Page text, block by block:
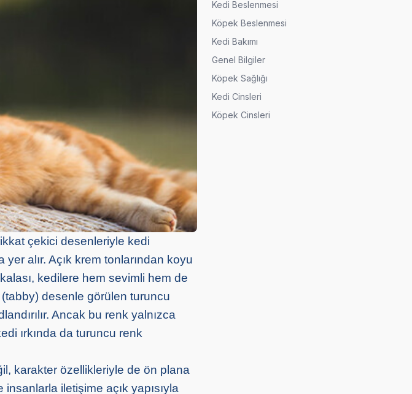
çekici desenleriyle kedi
alır. Açık krem tonlarından koyu
kedilere hem sevimli hem de
desenle görülen turuncu
Ancak bu renk yalnızca
ırkında da turuncu renk
karakter özellikleriyle de ön plana
iletişime açık yapısıyla
Kedi Beslenmesi
Köpek Beslenmesi
Kedi Bakımı
Genel Bilgiler
Köpek Sağlığı
Kedi Cinsleri
Köpek Cinsleri